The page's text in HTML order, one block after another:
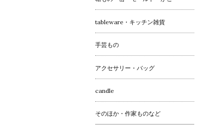
tableware・キッチン雑貨
手芸もの
アクセサリー・バッグ
candle
そのほか・作家ものなど